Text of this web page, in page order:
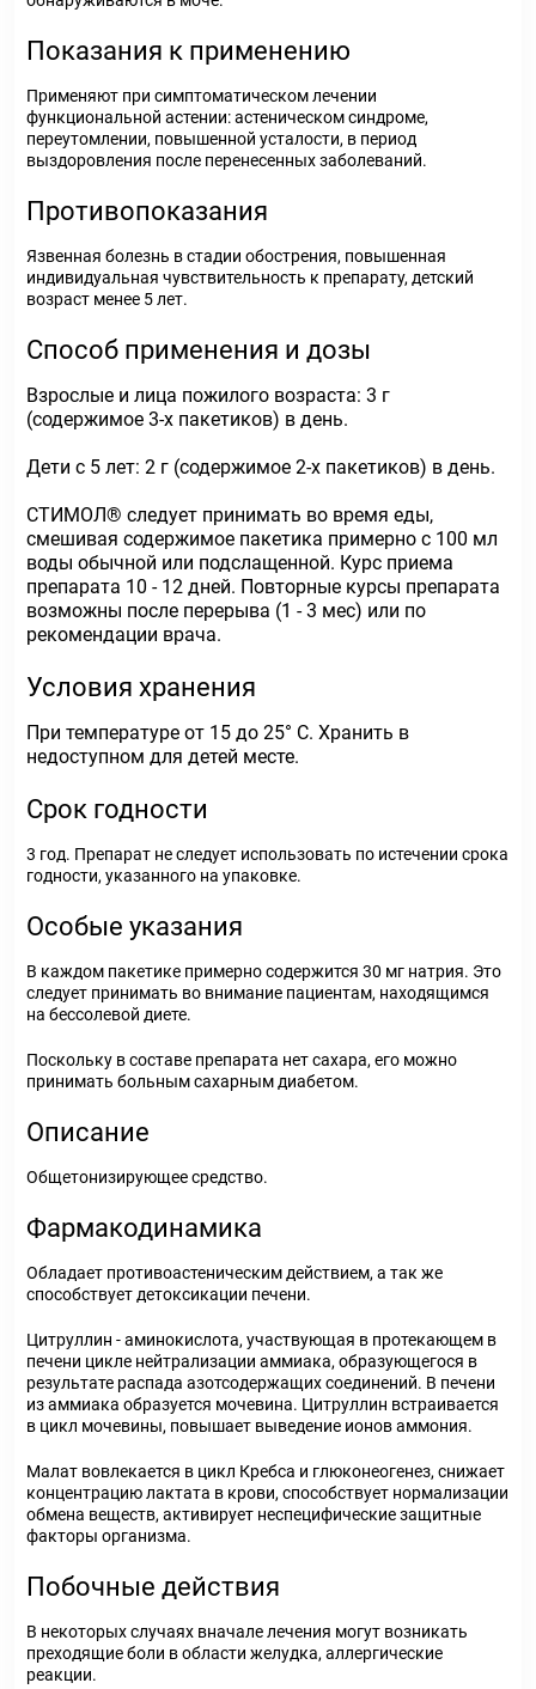
Показания к применению
Применяют при симптоматическом лечении
функциональной астении: астеническом синдроме,
переутомлении, повышенной усталости, в период
выздоровления после перенесенных заболеваний.
Противопоказания
Язвенная болезнь в стадии обострения, повышенная
индивидуальная чувствительность к препарату, детский
возраст менее 5 лет.
Способ применения и дозы
Взрослые и лица пожилого возраста: 3 г
(содержимое 3-х пакетиков) в день.
Дети с 5 лет: 2 г (содержимое 2-х пакетиков) в день.
СТИМОЛ® следует принимать во время еды,
смешивая содержимое пакетика примерно с 100 мл
воды обычной или подслащенной. Курс приема
препарата 10 - 12 дней. Повторные курсы препарата
возможны после перерыва (1 - 3 мес) или по
рекомендации врача.
Условия хранения
При температуре от 15 до 25° С. Хранить в
недоступном для детей месте.
Срок годности
3 год. Препарат не следует использовать по истечении срока
годности, указанного на упаковке.
Особые указания
В каждом пакетике примерно содержится 30 мг натрия. Это
следует принимать во внимание пациентам, находящимся
на бессолевой диете.
Поскольку в составе препарата нет сахара, его можно
принимать больным сахарным диабетом.
Описание
Общетонизирующее средство.
Фармакодинамика
Обладает противоастеническим действием, а так же
способствует детоксикации печени.
Цитруллин - аминокислота, участвующая в протекающем в
печени цикле нейтрализации аммиака, образующегося в
результате распада азотсодержащих соединений. В печени
из аммиака образуется мочевина. Цитруллин встраивается
в цикл мочевины, повышает выведение ионов аммония.
Малат вовлекается в цикл Кребса и глюконеогенез, снижает
концентрацию лактата в крови, способствует нормализации
обмена веществ, активирует неспецифические защитные
факторы организма.
Побочные действия
В некоторых случаях вначале лечения могут возникать
преходящие боли в области желудка, аллергические
реакции.